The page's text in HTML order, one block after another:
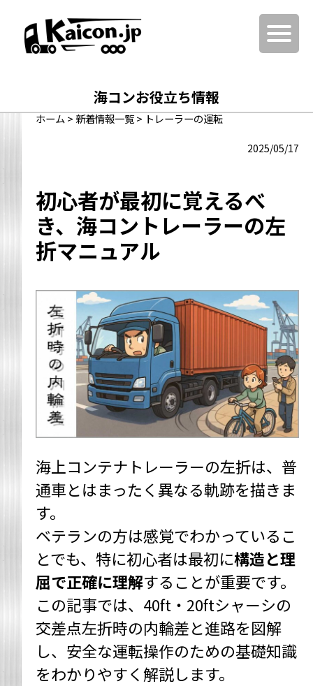
海コンお役立ち情報
ホーム > 新着情報一覧> トレーラーの運転
2025/05/17
初心者が最初に覚えるべ
き、海コントレーラーの左
折マニュアル
海上コンテナトレーラーの左折は、普
通車とはまったく異なる軌跡を描きま
す。
ベテランの方は感覚でわかっているこ
とでも、特に初心者は最初に構造と理
屈で正確に理解することが重要です。
この記事では、40ft・20ftシャーシの
交差点左折時の内輪差と進路を図解
し、安全な運転操作のための基礎知識
をわかりやすく解説します。